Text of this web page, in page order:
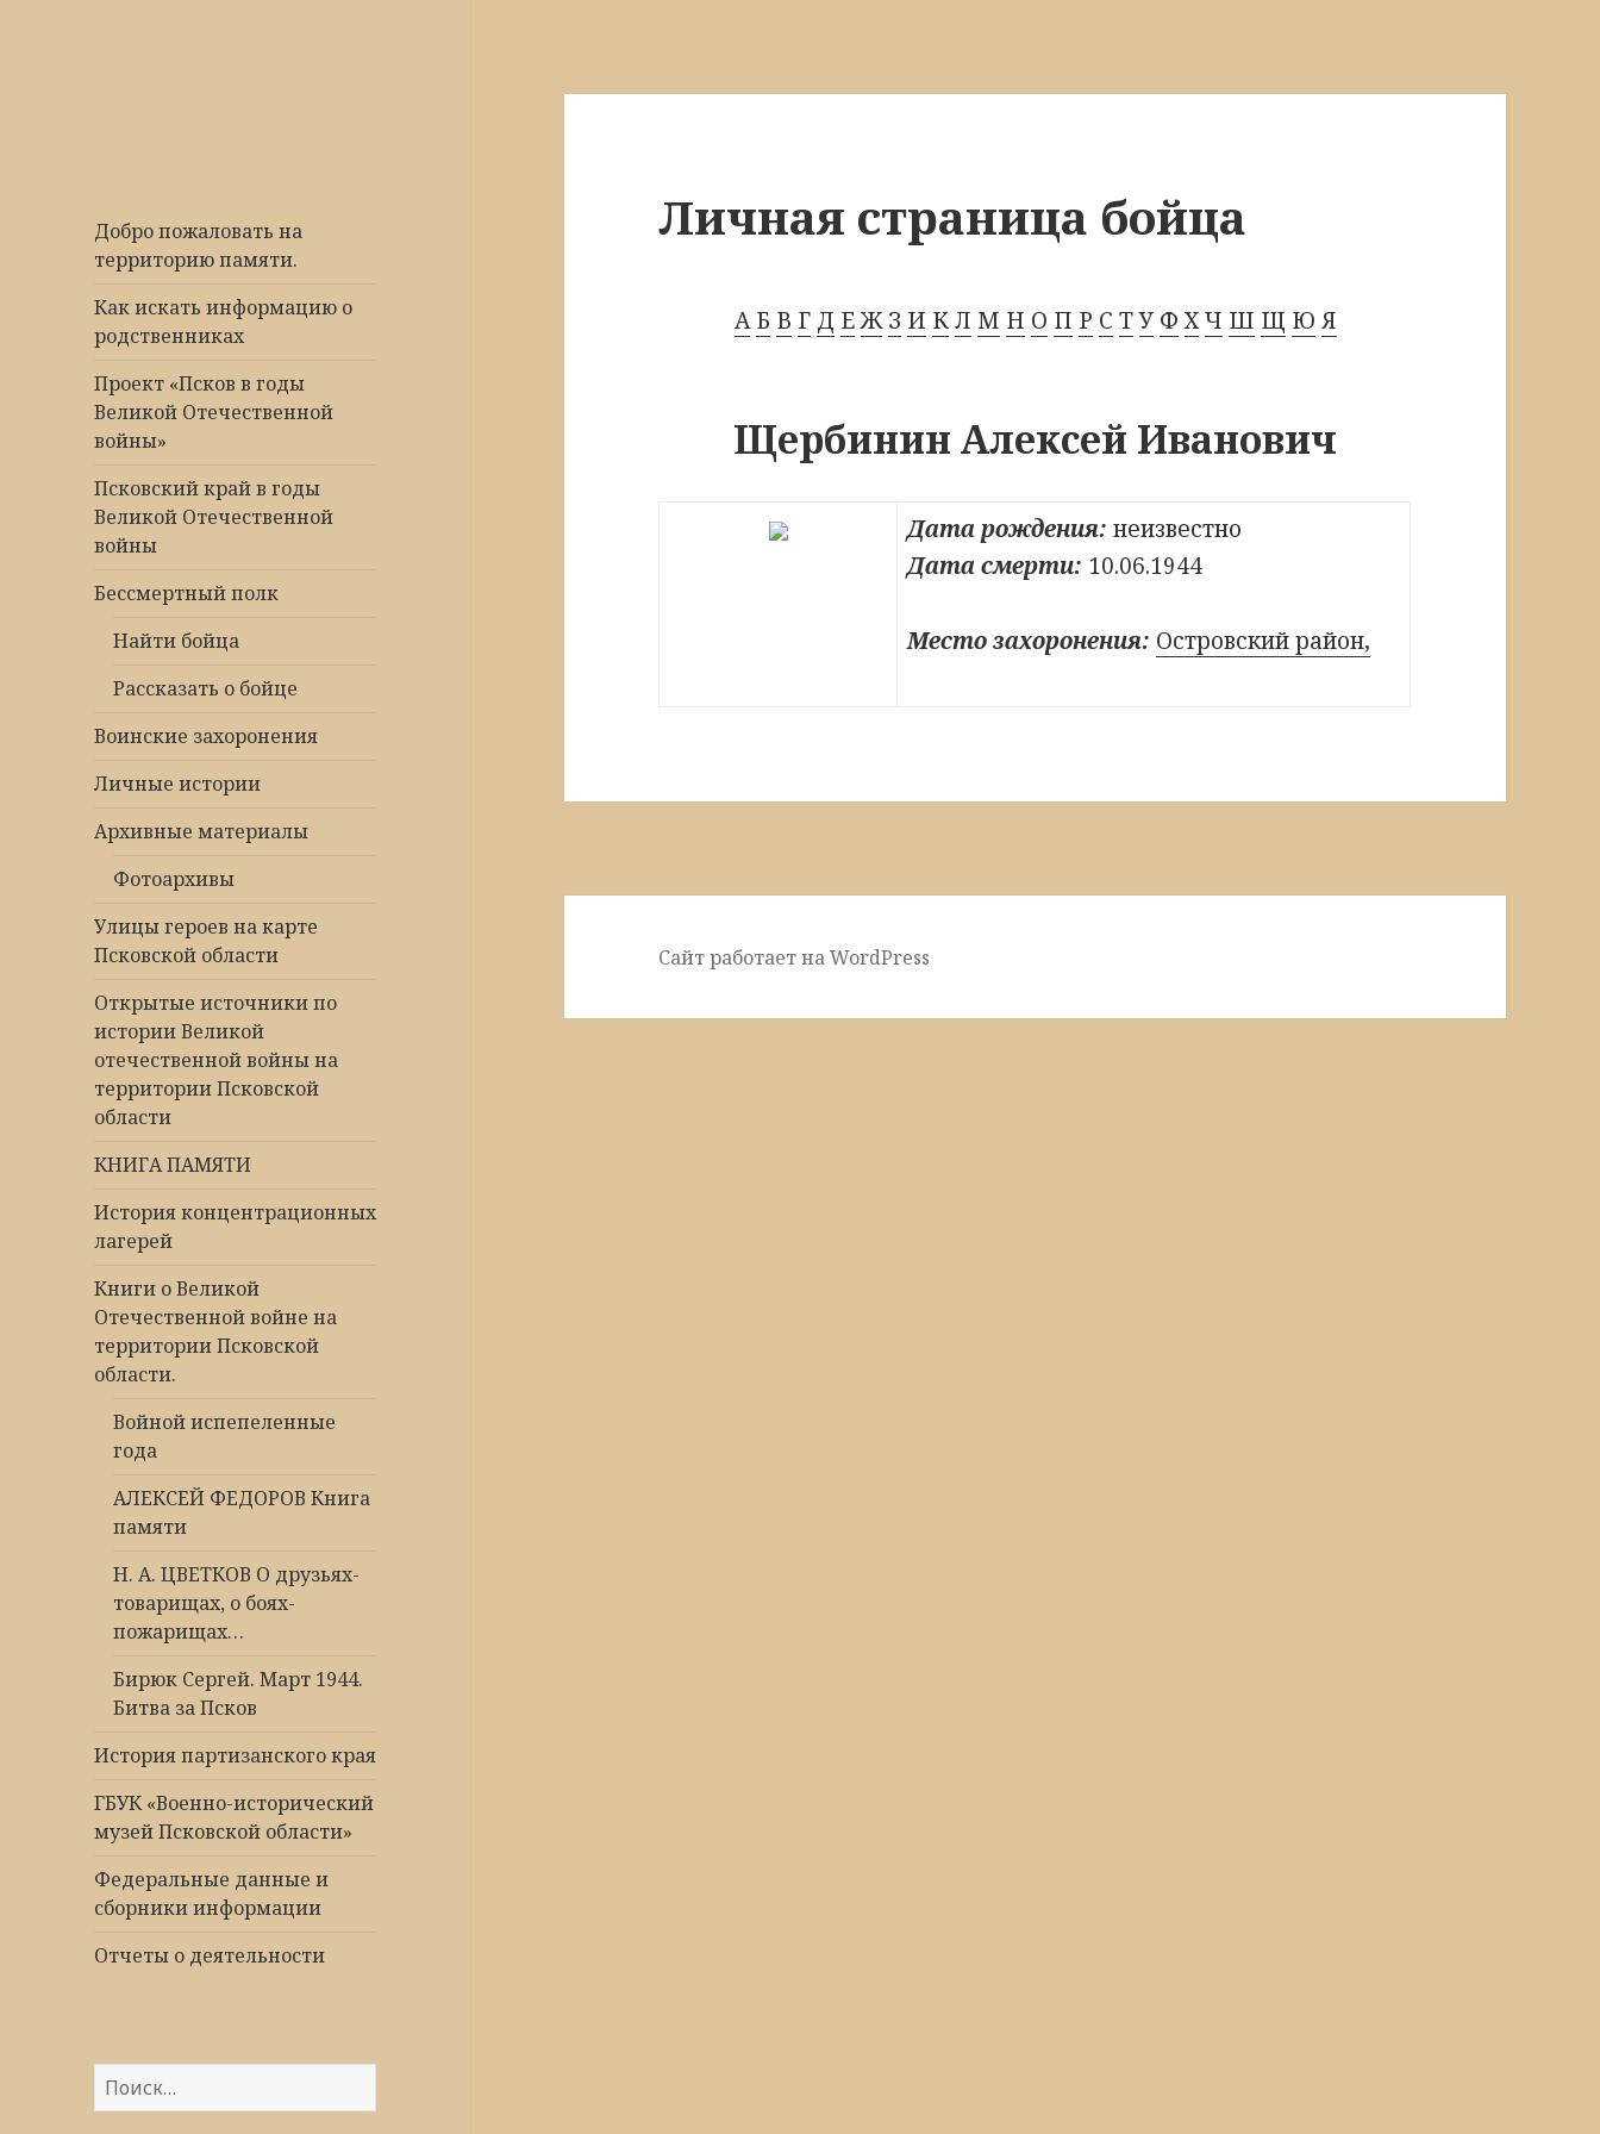
Добро пожаловать на
территорию памяти.
Как искать информацию о
родственниках
Проект «Псков в годы
Великой Отечественной
войны»
Псковский край в годы
Великой Отечественной
войны
Бессмертный полк
Найти бойца
Рассказать о бойце
Воинские захоронения
Личные истории
Архивные материалы
Фотоархивы
Улицы героев на карте
Псковской области
Открытые источники по
истории Великой
отечественной войны на
территории Псковской
области
КНИГА ПАМЯТИ
История концентрационных
лагерей
Книги о Великой
Отечественной войне на
территории Псковской
области.
Войной испепеленные
года
АЛЕКСЕЙ ФЕДОРОВ Книга
памяти
Н. А. ЦВЕТКОВ О друзьях-
товарищах, о боях-
пожарищах…
Бирюк Сергей. Март 1944.
Битва за Псков
История партизанского края
ГБУК «Военно-исторический
музей Псковской области»
Федеральные данные и
сборники информации
Отчеты о деятельности
Найти:
Личная страница бойца
А Б В Г Д ЕЖ З И К Л М Н О П Р С ТУ Ф Х Ч Ш Щ Ю Я
Щербинин Алексей Иванович
Дата рождения: неизвестно
Дата смерти: 10.06.1944
Место захоронения: Островский район,
Сайт работает на WordPress